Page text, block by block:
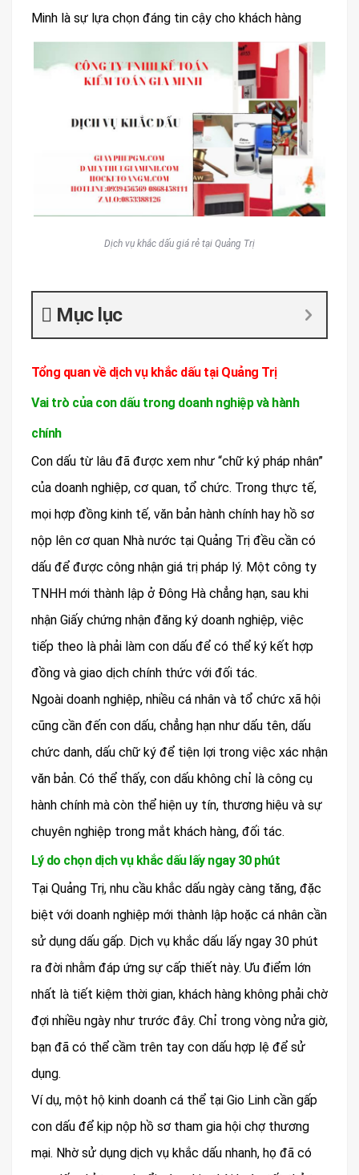
Minh là sự lựa chọn đáng tin cậy cho khách hàng
Dịch vụ khắc dấu giá rẻ tại Quảng Trị
Mục lục
Tổng quan về dịch vụ khắc dấu tại Quảng Trị
Vai trò của con dấu trong doanh nghiệp và hành
chính
Con dấu từ lâu đã được xem như “chữ ký pháp nhân”
của doanh nghiệp, cơ quan, tổ chức. Trong thực tế,
mọi hợp đồng kinh tế, văn bản hành chính hay hồ sơ
nộp lên cơ quan Nhà nước tại Quảng Trị đều cần có
dấu để được công nhận giá trị pháp lý. Một công ty
TNHH mới thành lập ở Đông Hà chẳng hạn, sau khi
nhận Giấy chứng nhận đăng ký doanh nghiệp, việc
tiếp theo là phải làm con dấu để có thể ký kết hợp
đồng và giao dịch chính thức với đối tác.
Ngoài doanh nghiệp, nhiều cá nhân và tổ chức xã hội
cũng cần đến con dấu, chẳng hạn như dấu tên, dấu
chức danh, dấu chữ ký để tiện lợi trong việc xác nhận
văn bản. Có thể thấy, con dấu không chỉ là công cụ
hành chính mà còn thể hiện uy tín, thương hiệu và sự
chuyên nghiệp trong mắt khách hàng, đối tác.
Lý do chọn dịch vụ khắc dấu lấy ngay 30 phút
Tại Quảng Trị, nhu cầu khắc dấu ngày càng tăng, đặc
biệt với doanh nghiệp mới thành lập hoặc cá nhân cần
sử dụng dấu gấp. Dịch vụ khắc dấu lấy ngay 30 phút
ra đời nhằm đáp ứng sự cấp thiết này. Ưu điểm lớn
nhất là tiết kiệm thời gian, khách hàng không phải chờ
đợi nhiều ngày như trước đây. Chỉ trong vòng nửa giờ,
bạn đã có thể cầm trên tay con dấu hợp lệ để sử
dụng.
Ví dụ, một hộ kinh doanh cá thể tại Gio Linh cần gấp
con dấu để kịp nộp hồ sơ tham gia hội chợ thương
mại. Nhờ sử dụng dịch vụ khắc dấu nhanh, họ đã có